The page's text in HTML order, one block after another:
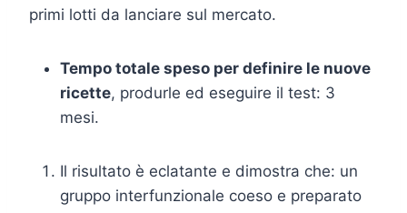
primi lotti da lanciare sul mercato.
Tempo totale speso per definire le nuove
ricette, produrle ed eseguire il test: 3
mesi.
Il risultato è eclatante e dimostra che: un
gruppo interfunzionale coeso e preparato